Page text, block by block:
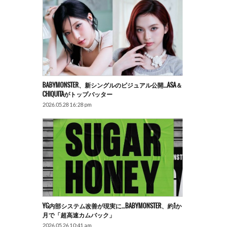
BABYMONSTER、新シングルのビジュアル公開…ASA＆
CHIQUITAがトップバッター
2026.05.28 16:28 pm
YG内部システム改善が現実に…BABYMONSTER、約1か
月で「超高速カムバック」
2026.05.26 10:41 am